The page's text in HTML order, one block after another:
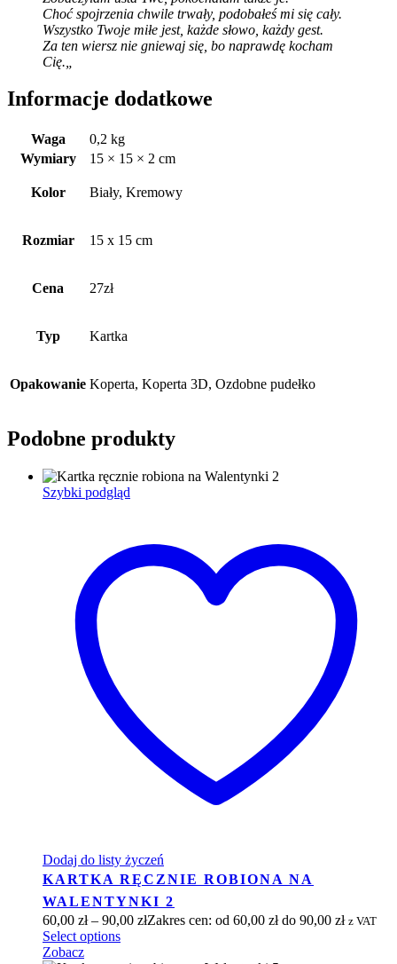
Choć spojrzenia chwile trwały, podobałeś mi się cały.
Wszystko Twoje miłe jest, każde słowo, każdy gest.
Za ten wiersz nie gniewaj się, bo naprawdę kocham
Cię.
Informacje dodatkowe
Waga
0,2 kg
Wymiary
15 × 15 × 2 cm
Kolor Biały, Kremowy
Rozmiar 15 x 15 cm
Cena 27zł
Typ Kartka
Opakowanie Koperta, Koperta 3D, Ozdobne pudełko
Podobne produkty
Szybki podgląd
Dodaj do listy życzeń
KARTKA RĘCZNIE ROBIONA NA
WALENTYNKI 2
60,00 zł – 90,00 złZakres cen: od 60,00 zł do 90,00 zł z VAT
Select options
Zobacz